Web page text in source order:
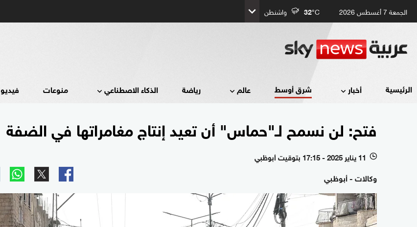
الجمعة 7 أغسطس 2026 32°C واشنطن
الرئيسية أخبار شرق أوسط عالم رياضة الذكاء الاصطناعي منوعات فيديو
فتح: لن نسمح لـ"حماس" أن تعيد إنتاج مغامراتها في الضفة
l 11 يناير 2025 - 17:15 بتوقيت أبوظبي
وكالات - أبوظبي